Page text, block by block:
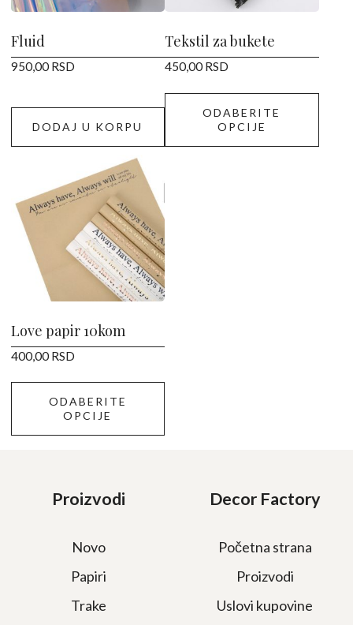
Fluid
950,00 RSD
DODAJ U KORPU
Tekstil za bukete
450,00 RSD
ODABERITE
OPCIJE
biti
izabrane
na
Love papir 10kom
400,00 RSD
ODABERITE
OPCIJE
ima
više
varijanti.
Opcije
mogu
izabrane
na
Proizvodi
Novo
Papiri
Trake
Decor Factory
Početna strana
Proizvodi
Uslovi kupovine